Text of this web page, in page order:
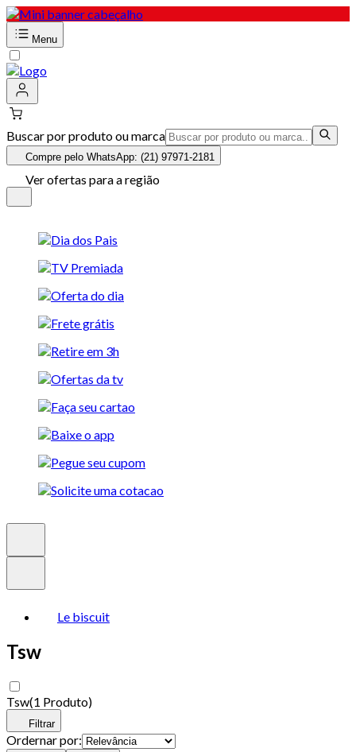
Menu
Buscar por produto ou marca
Compre pelo WhatsApp: (21) 97971-2181
Ver ofertas para a região
Le biscuit
Tsw
Tsw(1 Produto)
Filtrar
Ordernar por: